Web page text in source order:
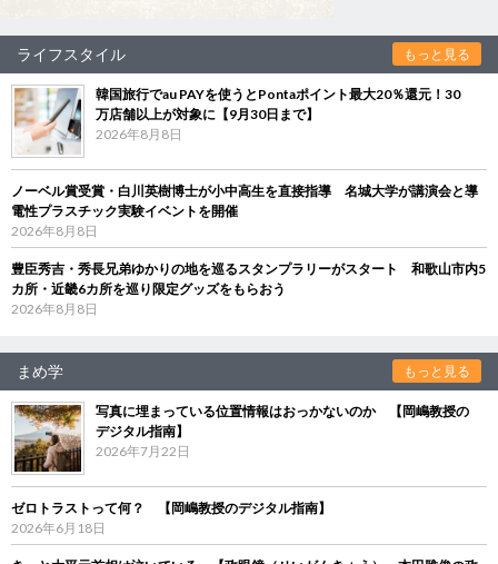
ライフスタイル もっと見る
韓国旅行でau PAYを使うとPontaポイント最大20％還元！30
万店舗以上が対象に【9月30日まで】
2026年8月8日
ノーベル賞受賞・白川英樹博士が小中高生を直接指導 名城大学が講演会と導
電性プラスチック実験イベントを開催
2026年8月8日
豊臣秀吉・秀長兄弟ゆかりの地を巡るスタンプラリーがスタート 和歌山市内5
カ所・近畿6カ所を巡り限定グッズをもらおう
2026年8月8日
まめ学 もっと見る
写真に埋まっている位置情報はおっかないのか 【岡嶋教授の
デジタル指南】
2026年7月22日
ゼロトラストって何？ 【岡嶋教授のデジタル指南】
2026年6月18日